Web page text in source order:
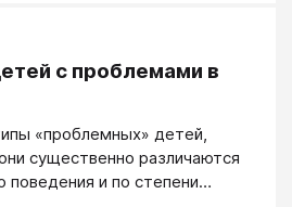
делают мелкие «пакости». Все
переживаются и несут массу
Эмоциональная
выше, чем в сфере общения
иногда не подозревают о
и отношений, которую
с проблемами в
«проблемных» детей,
существенно различаются
поведения и по степени